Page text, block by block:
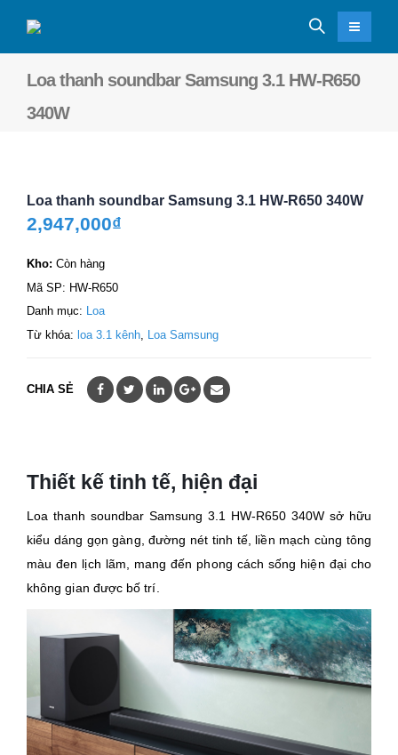
Loa thanh soundbar Samsung 3.1 HW-R650
340W
Loa thanh soundbar Samsung 3.1 HW-R650 340W
2,947,000₫
Kho: Còn hàng
Mã SP: HW-R650
Danh mục: Loa
Từ khóa: loa 3.1 kênh Loa Samsung
CHIA SẺ
Thiết kế tinh tế, hiện đại
Loa thanh soundbar Samsung 3.1 HW-R650 340W sở hữu
kiểu dáng gọn gàng, đường nét tinh tế, liền mạch cùng tông
màu đen lịch lãm, mang đến phong cách sống hiện đại cho
không gian được bố trí.